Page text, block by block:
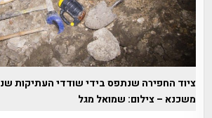
ציוד החפירה שנתפס בידי שודדי העתיקות
משכנא – צילום: שמואל מגל